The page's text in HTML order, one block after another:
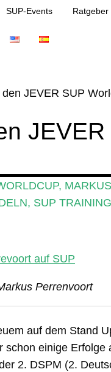
SUP-Events Ratgeber
JEVER SUP
JEVER
,
, SUP TRAINING
Perrenvoort
auf dem Stand
einige Erfolge
2. DSPM (2.